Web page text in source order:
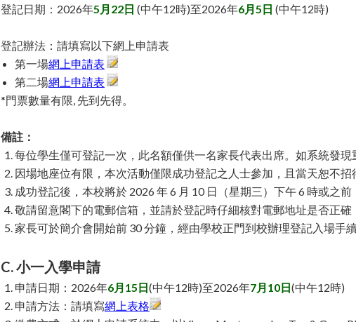
登記日期：2026年5月22日 (中午12時)至2026年6月5日 (中午12時)
登記辦法：請填寫以下網上申請表
第一場網上申請表
第二場網上申請表
*門票數量有限, 先到先得。
備註：
每位學生僅可登記一次，此名額僅供一名家長代表出席。如系統發現
因場地座位有限，本次活動僅限成功登記之人士參加，且當天恕不招
成功登記後，本校將於 2026 年 6 月 10 日（星期三）下午 6 時或之
敬請留意閣下的電郵信箱，並請於登記時仔細核對電郵地址是否正確
家長可於簡介會開始前 30 分鐘，經由學校正門到校辦理登記入場手
C. 小一入學申請
申請日期：2026年6月15日(中午12時)至2026年7月10日(中午12時)
申請方法：請填寫網上表格